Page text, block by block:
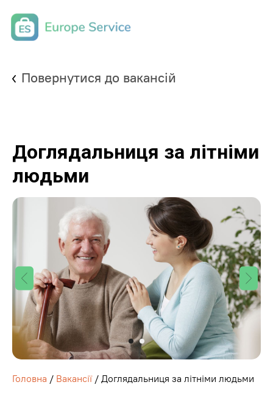
Повернутися до вакансій
Доглядальниця за літніми
людьми
Головна / Вакансії/ Доглядальниця за літніми людьми